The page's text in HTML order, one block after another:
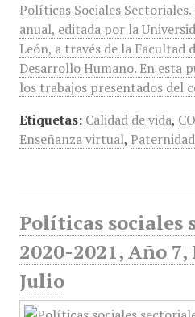
Políticas Sociales
anual, editada por la
León, a través de la Facultad
Desarrollo Humano. En esta
los trabajos presentados del
Etiquetas: Calidad de vida,
Enseñanza virtual, Paternidad
Políticas sociales
2020-2021, Año 7,
Julio